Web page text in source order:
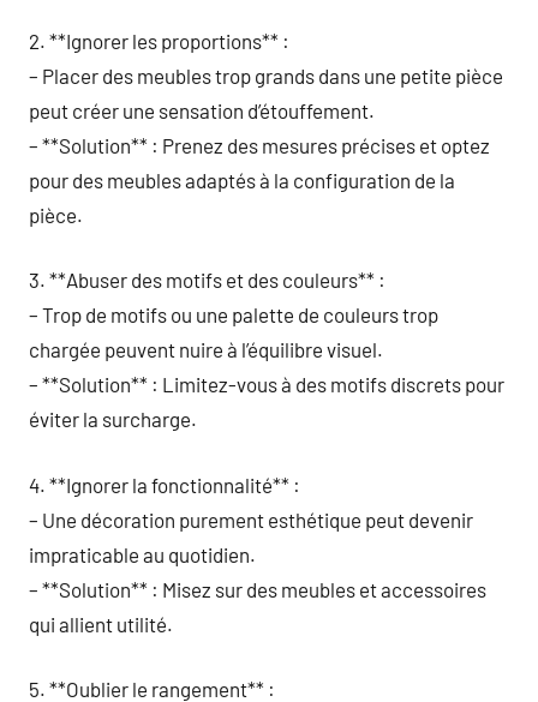
2. **Ignorer les proportions** :
– Placer des meubles trop grands dans une petite pièce
peut créer une sensation d’étouffement.
– **Solution** : Prenez des mesures précises et optez
pour des meubles adaptés à la configuration de la
pièce.
3. **Abuser des motifs et des couleurs** :
– Trop de motifs ou une palette de couleurs trop
chargée peuvent nuire à l’équilibre visuel.
– **Solution** : Limitez-vous à des motifs discrets pour
éviter la surcharge.
4. **Ignorer la fonctionnalité** :
– Une décoration purement esthétique peut devenir
impraticable au quotidien.
– **Solution** : Misez sur des meubles et accessoires
qui allient utilité.
5. **Oublier le rangement** :